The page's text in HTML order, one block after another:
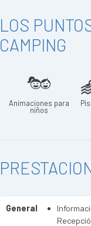
LOS
CAMPING
Animaciones para
niños
General